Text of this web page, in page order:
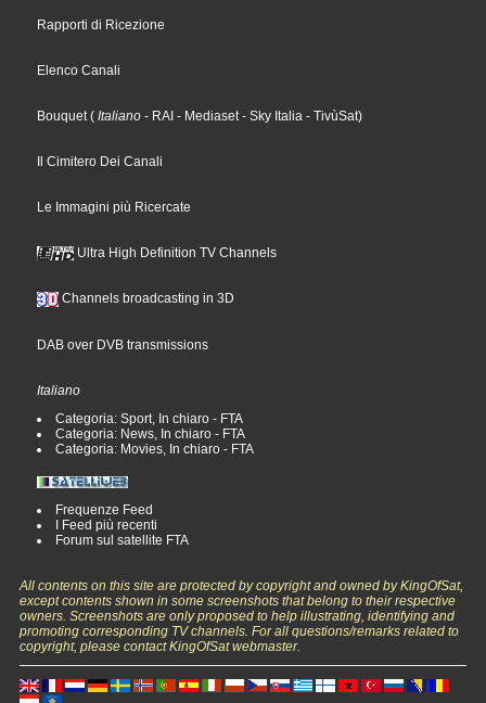
Rapporti di Ricezione
Elenco Canali
Bouquet ( Italiano - RAI - Mediaset - Sky Italia - TivùSat)
Il Cimitero Dei Canali
Le Immagini più Ricercate
Ultra High Definition TV Channels
Channels broadcasting in 3D
DAB over DVB transmissions
Italiano
Categoria: Sport, In chiaro - FTA
Categoria: News, In chiaro - FTA
Categoria: Movies, In chiaro - FTA
Frequenze Feed
I Feed più recenti
Forum sul satellite FTA
All contents on this site are protected by copyright and owned by KingOfSat,
except contents shown in some screenshots that belong to their respective
owners. Screenshots are only proposed to help illustrating, identifying and
promoting corresponding TV channels. For all questions/remarks related to
copyright, please contact KingOfSat webmaster.